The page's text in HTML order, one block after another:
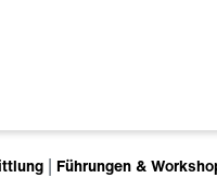
Führungen &